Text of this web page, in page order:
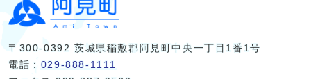
〒300-0392 茨城県稲敷郡阿見町中央一丁目1番1号
電話： 029-888-1111